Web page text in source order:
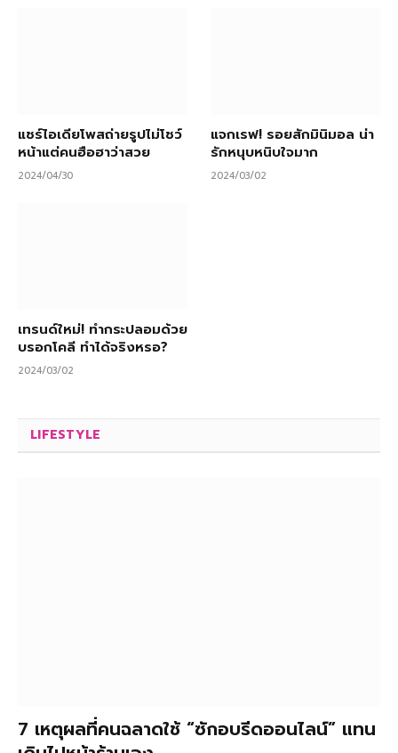
แชร์ไอเดียโพสถ่ายรูปไม่โชว์
หน้าแต่คนฮือฮาว่าสวย
2024/04/30
แจกเรฟ! รอยสักมินิมอล น่า
รักหนุบหนิบใจมาก
2024/03/02
เทรนด์ใหม่! ทำกระปลอมด้วย
บรอกโคลี ทำได้จริงหรอ?
2024/03/02
LIFESTYLE
7 เหตุผลที่คนฉลาดใช้ “ซักอบรีดออนไลน์” แทน